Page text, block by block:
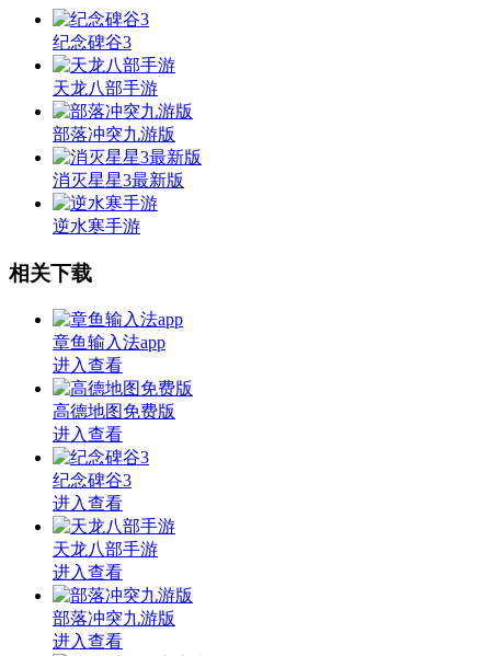
纪念碑谷3
天龙八部手游
部落冲突九游版
消灭星星3最新版
逆水寒手游
相关下载
章鱼输入法app
进入查看
高德地图免费版
进入查看
纪念碑谷3
进入查看
天龙八部手游
进入查看
部落冲突九游版
进入查看